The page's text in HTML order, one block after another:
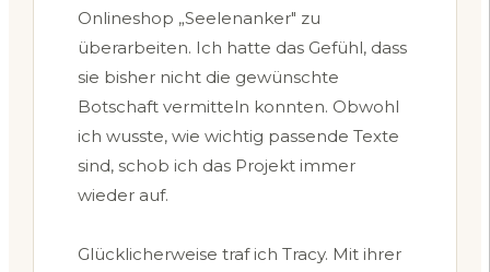
Onlineshop „Seelenanker" zu
überarbeiten. Ich hatte das Gefühl, dass
sie bisher nicht die gewünschte
Botschaft vermitteln konnten. Obwohl
ich wusste, wie wichtig passende Texte
sind, schob ich das Projekt immer
wieder auf.
Glücklicherweise traf ich Tracy. Mit ihrer